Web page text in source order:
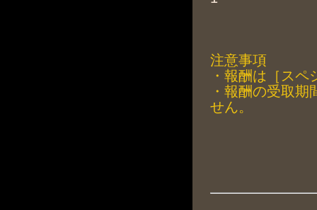
注意事項
・報酬は［ス
・報酬の受取
せん。